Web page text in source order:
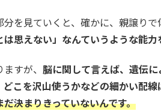
を見ていくと、確かに、親譲り
思えない」なんていうような能
すが、 脳に関して言えば、遺伝
こを沢山使うかなどの細かい配
決まりきっていないんです。